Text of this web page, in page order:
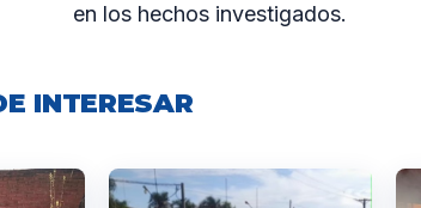
en los hechos investigados.
INTERESAR